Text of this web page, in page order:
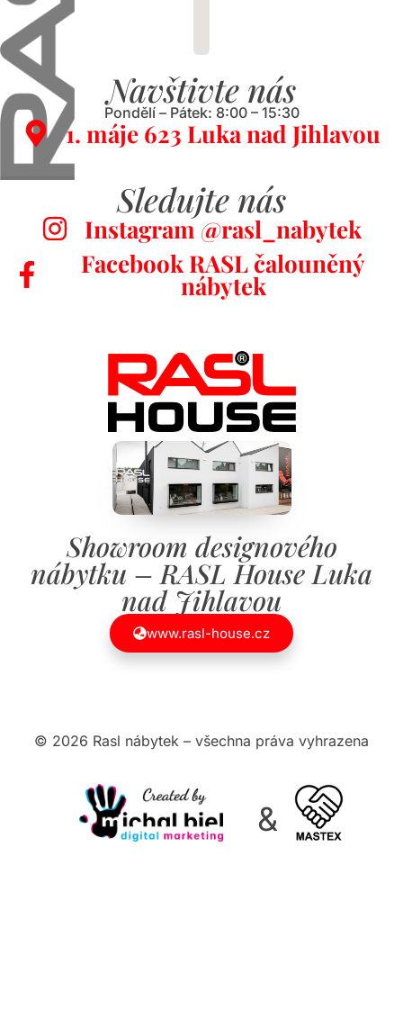
Navštivte nás
Pondělí – Pátek: 8:00 – 15:30
1. máje 623 Luka nad Jihlavou
Sledujte nás
Instagram @rasl_nabytek
Facebook RASL čalouněný
nábytek
Showroom designového
nábytku – RASL House Luka
nad Jihlavou
www.rasl-house.cz
© 2026 Rasl nábytek – všechna práva vyhrazena
&